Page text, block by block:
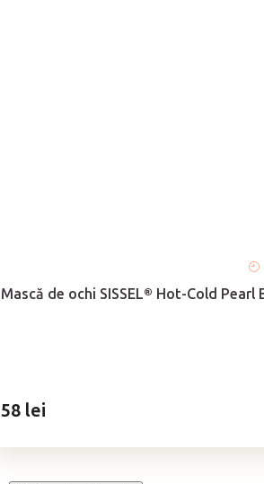
Mască de ochi SISSEL® Hot-Cold Pearl
a
stele.
58 lei